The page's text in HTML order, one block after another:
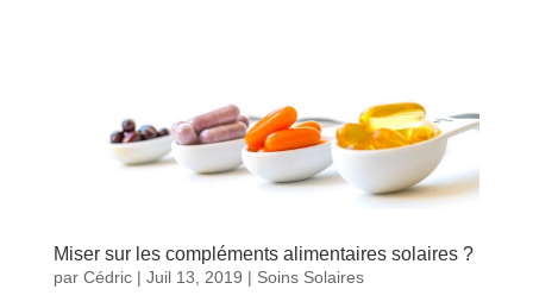
Miser sur les compléments alimentaires solaires ?
par Cédric| Juil 13, 2019 | Soins Solaires